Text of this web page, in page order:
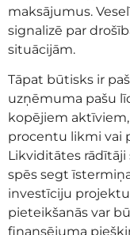
maksājumus.
signalizē par
situācijām.
Tāpat būtisks ir
uzņēmuma pašu
kopējiem
procentu likmi vai
Likviditātes
spēs segt
investīciju
pieteikšanās var
finansējuma